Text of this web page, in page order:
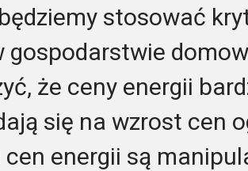
stosować
gospodarstwie
że ceny energii
się na wzrost cen
energii są